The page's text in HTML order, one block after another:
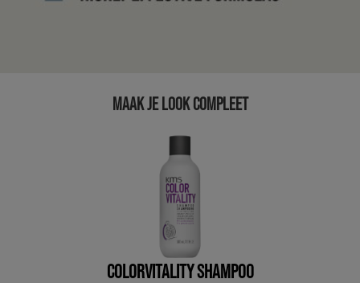
MAAK JE LOOK COMPLEET
COLORVITALITY SHAMPOO